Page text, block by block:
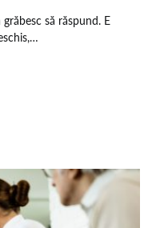
grăbesc să răspund. E